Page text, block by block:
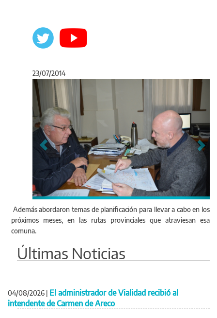
23/07/2014
Anterior
Además abordaron temas de planificación para llevar a cabo en los
próximos meses, en las rutas provinciales que atraviesan esa
comuna.
Últimas Noticias
04/08/2026 | El administrador de Vialidad recibió al
intendente de Carmen de Areco